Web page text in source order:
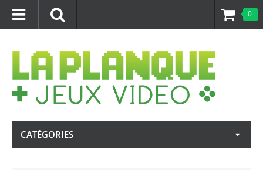
0
CATÉGORIES